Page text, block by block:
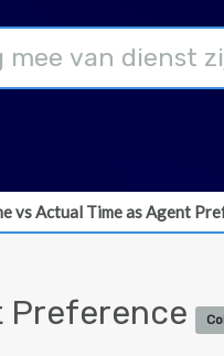
vs Actual Time as Agent
Preference